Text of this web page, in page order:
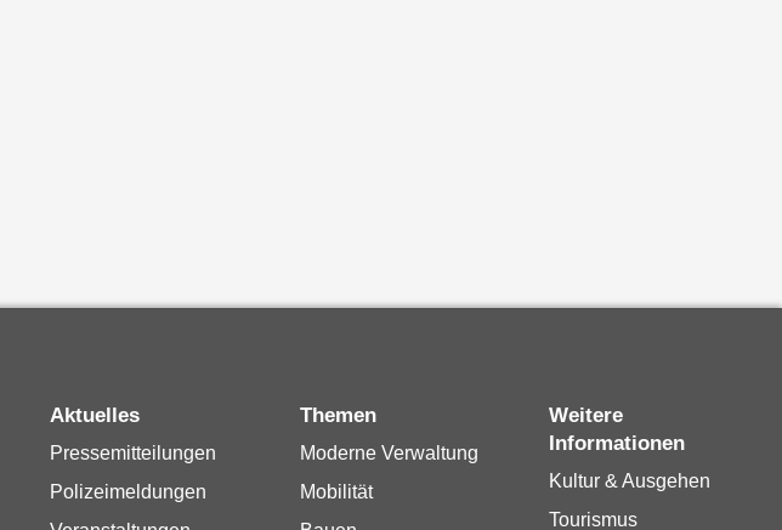
Aktuelles
Pressemitteilungen
Polizeimeldungen
Themen
Moderne Verwaltung
Mobilität
Weitere
Informationen
Kultur & Ausgehen
Tourismus